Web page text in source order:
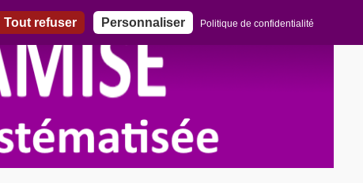
Tout refuser Personnaliser Politique de confidentialité